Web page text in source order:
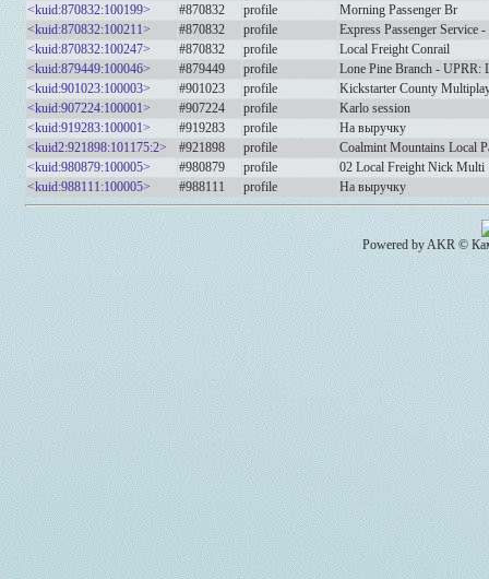
<kuid:870832:100199>
#870832 profile
Morning Passenger Br
<kuid:870832:100211>
#870832 profile
Express Passenger Service
<kuid:870832:100247>
#870832 profile
Local Freight Conrail
<kuid:879449:100046>
#879449 profile
Lone Pine Branch - UPRR:
<kuid:901023:100003>
#901023 profile
Kickstarter County
<kuid:907224:100001>
#907224 profile
Karlo session
<kuid:919283:100001>
#919283 profile
На выручку
<kuid2:921898:101175:2>
#921898 profile
Coalmint Mountains Local
<kuid:980879:100005>
#980879 profile
02 Local Freight Nick Multi
<kuid:988111:100005>
#988111 profile На выручку
Powered by AKR ©